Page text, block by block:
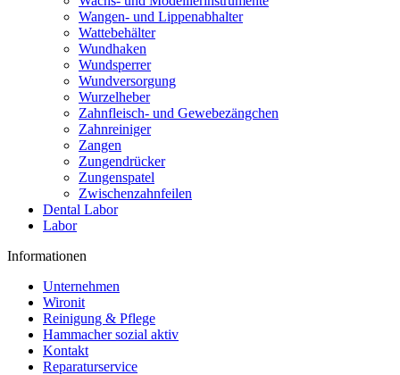
Wangen- und Lippenabhalter
Wattebehälter
Wundhaken
Wundsperrer
Wundversorgung
Wurzelheber
Zahnfleisch- und Gewebezängchen
Zahnreiniger
Zangen
Zungendrücker
Zungenspatel
Zwischenzahnfeilen
Dental Labor
Labor
Informationen
Unternehmen
Wironit
Reinigung & Pflege
Hammacher sozial aktiv
Kontakt
Reparaturservice